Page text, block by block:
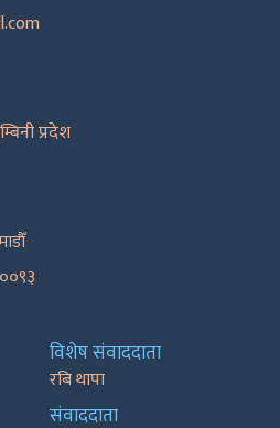
प्रदेश
विशेष संवाददाता
रबि थापा
संवाददाता